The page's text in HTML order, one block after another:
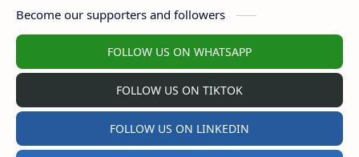
Become our supporters and followers
FOLLOW US ON WHATSAPP
FOLLOW US ON TIKTOK
FOLLOW US ON LINKEDIN